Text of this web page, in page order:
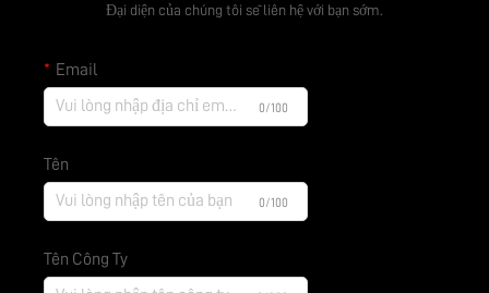
Đại diện của chúng tôi sẽ liên hệ với bạn sớm.
Email
0/100
Tên
0/100
Tên Công Ty